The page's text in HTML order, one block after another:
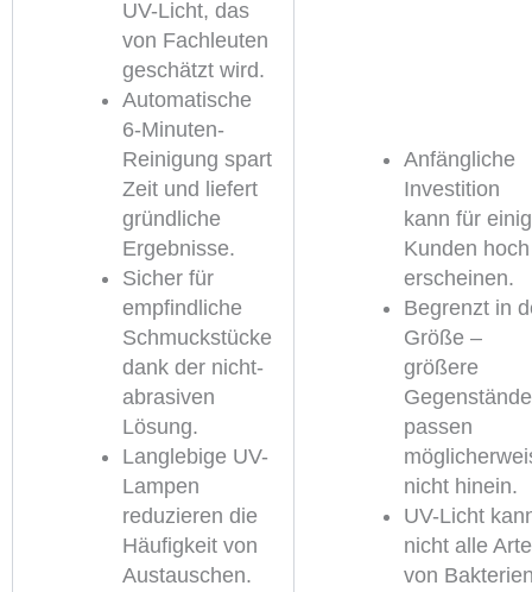
UV-Licht, das
von Fachleuten
geschätzt wird.
Automatische
6-Minuten-
Reinigung spart
Zeit und liefert
gründliche
Ergebnisse.
Sicher für
empfindliche
Schmuckstücke
dank der nicht-
abrasiven
Lösung.
Langlebige UV-
Lampen
reduzieren die
Häufigkeit von
Austauschen.
Anfängliche
Investition
kann für
Kunden hoch
erscheinen.
Begrenzt in
Größe –
größere
Gegenstände
passen
nicht hinein.
UV-Licht
nicht alle
von